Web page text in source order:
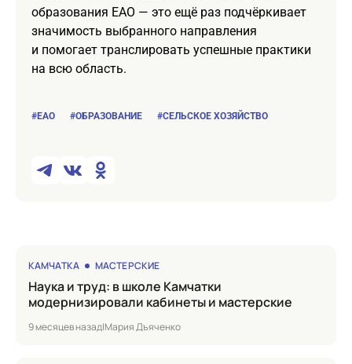
образования ЕАО — это ещё раз подчёркивает
значимость выбранного направления
и помогает транслировать успешные практики
на всю область.
#ЕАО #ОБРАЗОВАНИЕ #СЕЛЬСКОЕ ХОЗЯЙСТВО
КАМЧАТКА МАСТЕРСКИЕ
Наука и труд: в школе Камчатки
модернизировали кабинеты и мастерские
9 месяцев назад|Мария Дъяченко